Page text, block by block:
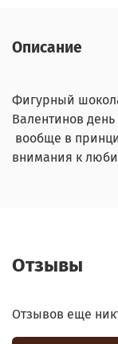
Описание
Фигурный
Валентинов
вообще в
внимания к
Отзывы
Отзывов еще